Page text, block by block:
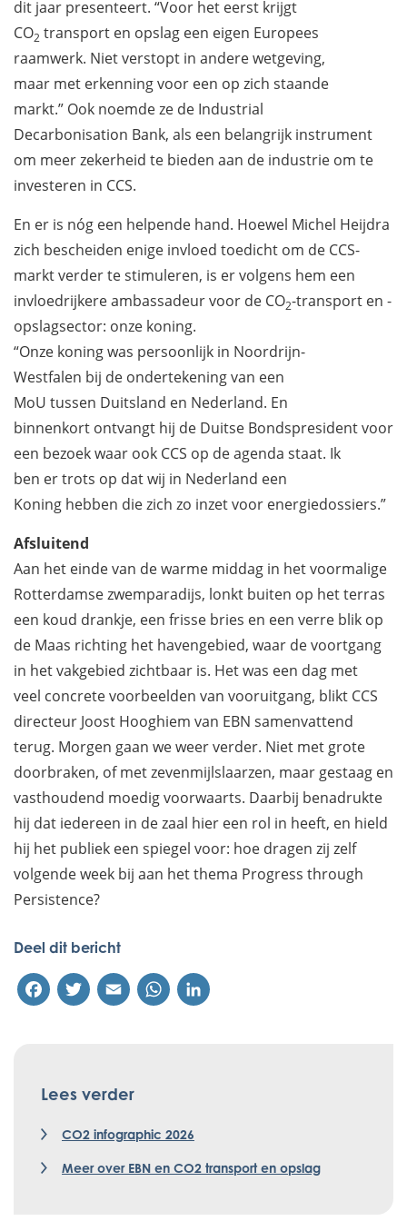
dit jaar presenteert. “Voor het eerst krijgt
CO2 transport en opslag een eigen Europees
raamwerk. Niet verstopt in andere wetgeving,
maar met erkenning voor een op zich staande
markt.” Ook noemde ze de Industrial
Decarbonisation Bank, als een belangrijk instrument
om meer zekerheid te bieden aan de industrie om te
investeren in CCS.
En er is nóg een helpende hand. Hoewel Michel Heijdra
zich bescheiden enige invloed toedicht om de CCS-
markt verder te stimuleren, is er volgens hem een
invloedrijkere ambassadeur voor de CO2-transport en -
opslagsector: onze koning.
“Onze koning was persoonlijk in Noordrijn-
Westfalen bij de ondertekening van een
MoU tussen Duitsland en Nederland. En
binnenkort ontvangt hij de Duitse Bondspresident voor
een bezoek waar ook CCS op de agenda staat. Ik
ben er trots op dat wij in Nederland een
Koning hebben die zich zo inzet voor energiedossiers.”
Afsluitend
Aan het einde van de warme middag in het voormalige
Rotterdamse zwemparadijs, lonkt buiten op het terras
een koud drankje, een frisse bries en een verre blik op
de Maas richting het havengebied, waar de voortgang
in het vakgebied zichtbaar is. Het was een dag met
veel concrete voorbeelden van vooruitgang, blikt CCS
directeur Joost Hooghiem van EBN samenvattend
terug. Morgen gaan we weer verder. Niet met grote
doorbraken, of met zevenmijlslaarzen, maar gestaag en
vasthoudend moedig voorwaarts. Daarbij benadrukte
hij dat iedereen in de zaal hier een rol in heeft, en hield
hij het publiek een spiegel voor: hoe dragen zij zelf
volgende week bij aan het thema Progress through
Persistence?
Deel dit bericht
FacebookTwitterEmail WhatsApp
Lees verder
CO2 infographic 2026
Meer over EBN en CO2 transport en opslag